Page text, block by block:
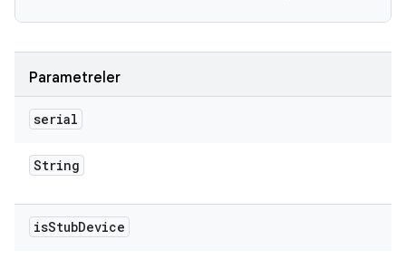
Parametreler
serial
String
isStubDevice